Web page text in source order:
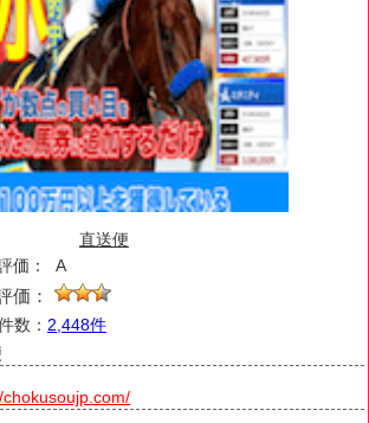
直送便
価：
A
価：
数： 2,448件
chokusoujp.com/